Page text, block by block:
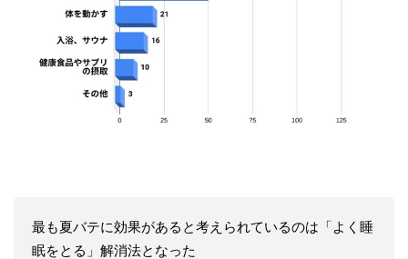
最も夏バテに効果があると考えられているのは「よく睡
眠をとる」解消法となった